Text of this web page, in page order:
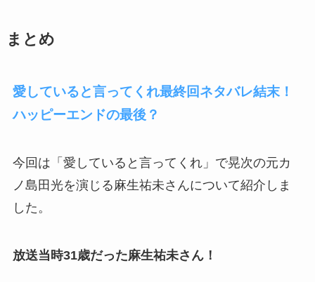
まとめ
愛していると言ってくれ最終回ネタバレ結末！
ハッピーエンドの最後？
今回は「愛していると言ってくれ」で晃次の元カ
ノ島田光を演じる麻生祐未さんについて紹介しま
した。
放送当時31歳だった麻生祐未さん！